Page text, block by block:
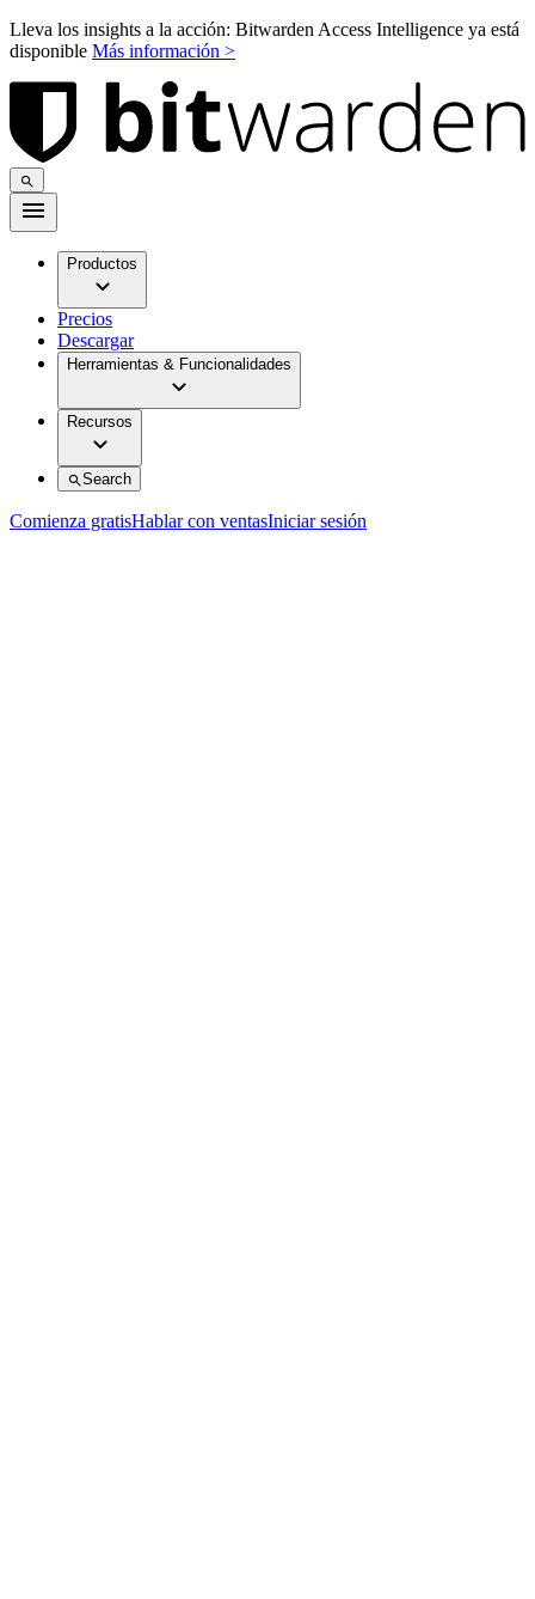
Lleva los insights a la acción: Bitwarden Access Intelligence ya está
disponible Más información >
Productos
Precios
Descargar
Herramientas & Funcionalidades
Recursos
Search
Comienza gratisHablar con ventasIniciar sesión